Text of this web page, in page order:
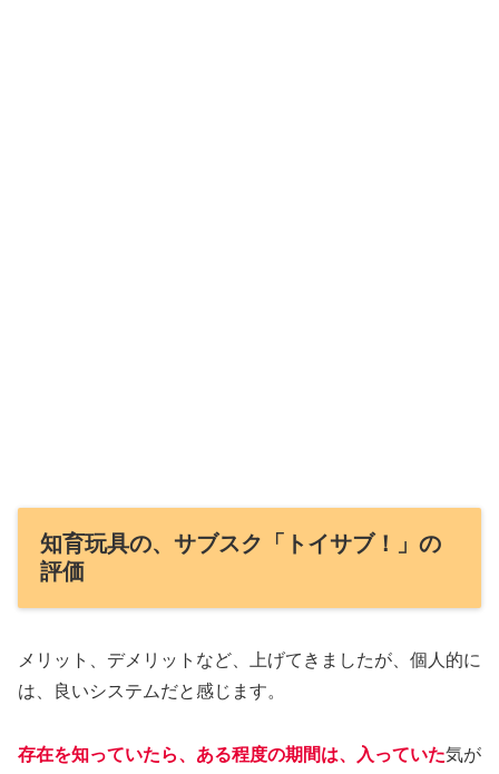
知育玩具の、サブスク「トイサブ！」の
評価
メリット、デメリットなど、上げてきましたが、個人的に
は、良いシステムだと感じます。
存在を知っていたら、ある程度の期間は、入っていた気が